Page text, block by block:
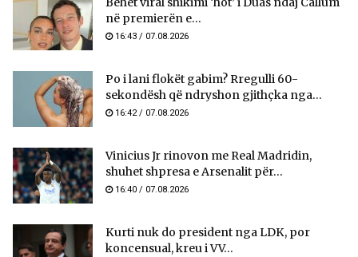
në premierën e...
16:43 / 07.08.2026
Po i lani flokët gabim? Rregulli 60-
sekondësh që ndryshon gjithçka nga...
16:42 / 07.08.2026
Vinicius Jr rinovon me Real Madridin,
shuhet shpresa e Arsenalit për...
16:40 / 07.08.2026
Kurti nuk do president nga LDK, por
koncensual, kreu i VV...